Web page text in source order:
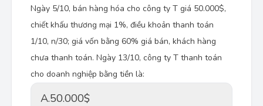
Ngày 5/10, bán hàng hóa cho công ty T giá 50.000$,
chiết khấu thương mại 1%, điều khoản thanh toán
1/10, n/30; giá vốn bằng 60% giá bán, khách hàng
chưa thanh toán. Ngày 13/10, công ty T thanh toán
cho doanh nghiệp bằng tiền là:
A.50.000$